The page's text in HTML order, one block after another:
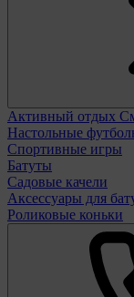
Активный отдых
Настольные
Спортивные игры
Батуты
Садовые качели
Аксессуары для
Роликовые коньки